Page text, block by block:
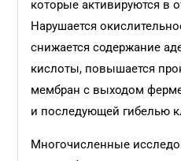
которые активируются в
Нарушается
снижается содержание
кислоты, повышается
мембран с выходом
и последующей гибелью
Многочисленные